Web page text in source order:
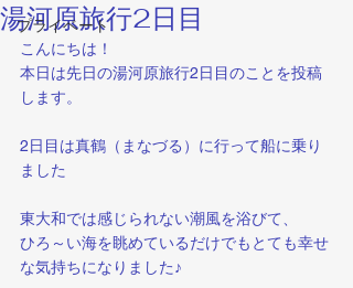
プライベート
湯河原旅行2日目
こんにちは！
本日は先日の湯河原旅行2日目のことを投稿
します。
2日目は真鶴（まなづる）に行って船に乗り
ました
東大和では感じられない潮風を浴びて、
ひろ～い海を眺めているだけでもとても幸せ
な気持ちになりました♪